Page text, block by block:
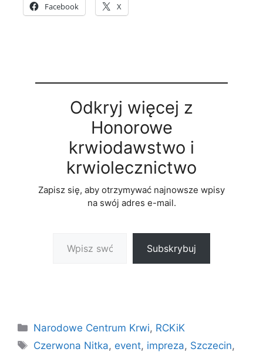
Facebook X
Odkryj więcej z
Honorowe
krwiodawstwo i
krwiolecznictwo
Zapisz się, aby otrzymywać najnowsze wpisy
na swój adres e-mail.
Subskrybuj
Kategorie
Narodowe Centrum Krwi, RCKiK
Tagi
Czerwona Nitka, event, impreza, Szczecin,